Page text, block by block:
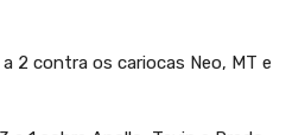
2 contra os cariocas Neo, MT e